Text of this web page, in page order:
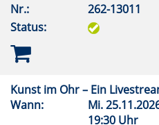
Nr.:
262-13011
Status:
Kunst im Ohr – Ein
Wann:
Mi.
19:30 Uhr